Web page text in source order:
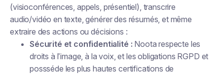
(visioconférences, appels, présentiel), transcrire
audio/vidéo en texte, générer des résumés, et même
extraire des actions ou décisions :
Sécurité et confidentialité : Noota respecte les
droits à l’image, à la voix, et les obligations RGPD et
possséde les plus hautes certifications de